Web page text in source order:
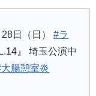
28日（日）#ラ
』 埼玉公演中
腸憩室炎